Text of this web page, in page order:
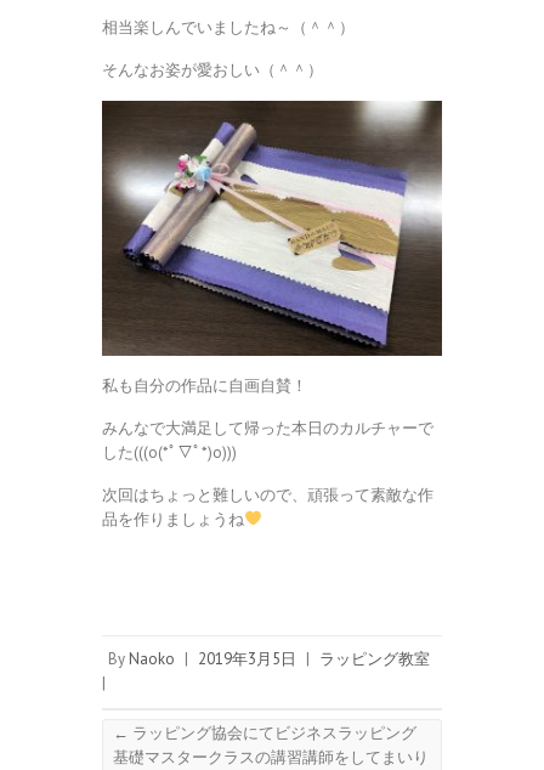
相当楽しんでいましたね～（＾＾）
そんなお姿が愛おしい（＾＾）
私も自分の作品に自画自賛！
みんなで大満足して帰った本日のカルチャーで
した(((o(*ﾟ▽ﾟ*)o)))
次回はちょっと難しいので、頑張って素敵な作
品を作りましょうね
By Naoko | 2019年3月5日 | ラッピング教室
|
← ラッピング協会にてビジネスラッピング
基礎マスタークラスの講習講師をしてまいり